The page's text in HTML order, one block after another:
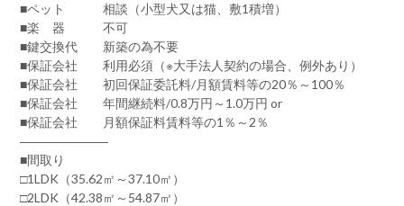
■ペット 相談（小型犬又は猫、敷1積増）
■楽 器 不可
■鍵交換代 新築の為不要
■保証会社 利用必須（※大手法人契約の場合、例外あり）
■保証会社 初回保証委託料/月額賃料等の20％～100％
■保証会社 年間継続料/0.8万円～1.0万円 or
■保証会社 月額保証料賃料等の1％～2％
―――――――
■間取り
□1LDK（35.62㎡～37.10㎡）
□2LDK（42.38㎡～54.87㎡）